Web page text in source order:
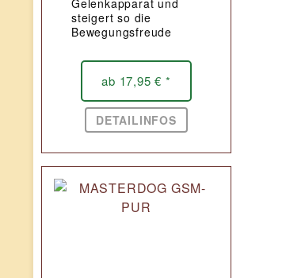
Gelenkapparat und
steigert so die
Bewegungsfreude
ab 17,95 € *
DETAILINFOS